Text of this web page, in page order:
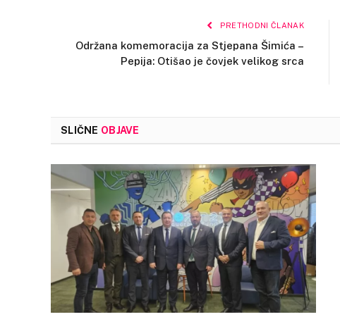
PRETHODNI ČLANAK
Održana komemoracija za Stjepana Šimića –
Pepija: Otišao je čovjek velikog srca
SLIČNE OBJAVE